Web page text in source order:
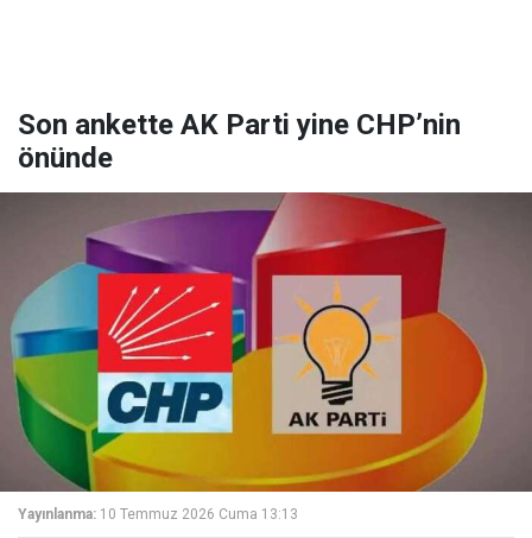
Son ankette AK Parti yine CHP’nin
önünde
Yayınlanma: 10 Temmuz 2026 Cuma 13:13